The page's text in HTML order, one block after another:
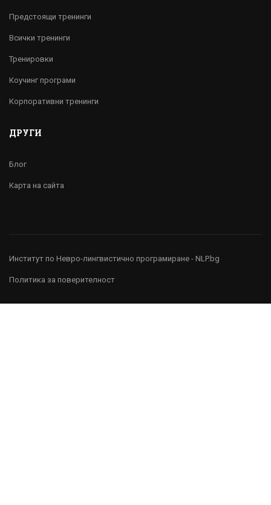
Предстоящи тренинги
Всички тренинги
Тренировки
Коучинг програми
Корпоративни тренинги
ДРУГИ
Блог
Карта на сайта
Институт по Невро-лингвистично програмиране - NLP.bg
Политика за поверителност